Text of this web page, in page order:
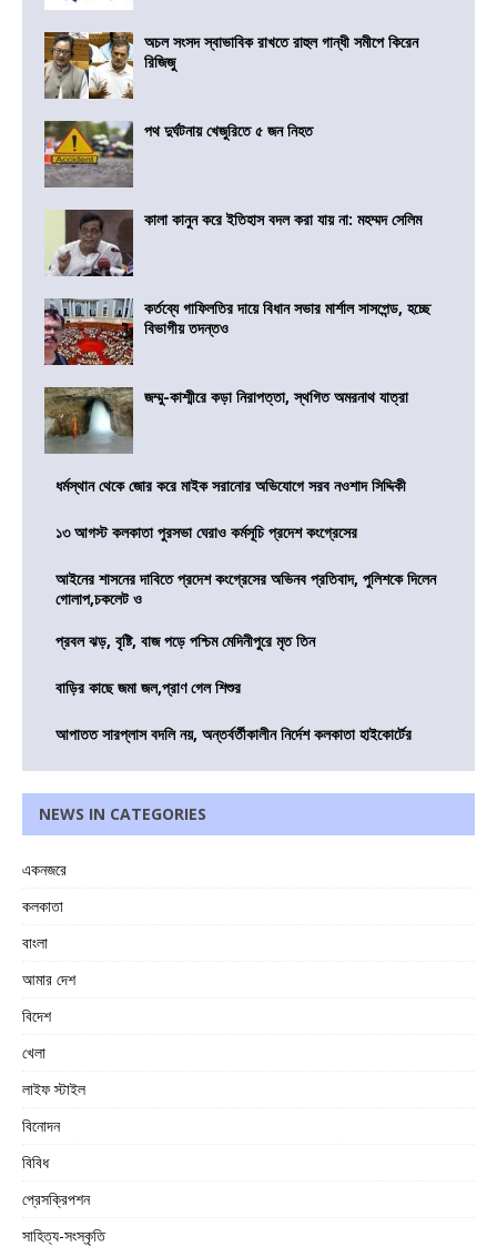
অচল সংসদ স্বাভাবিক রাখতে রাহুল গান্ধী সমীপে কিরেন
রিজিজু
পথ দুর্ঘটনায় খেজুরিতে ৫ জন নিহত
কালা কানুন করে ইতিহাস বদল করা যায় না: মহম্মদ সেলিম
কর্তব্যে গাফিলতির দায়ে বিধান সভার মার্শাল সাসপেন্ড, হচ্ছে
বিভাগীয় তদন্তও
জম্মু-কাশ্মীরে কড়া নিরাপত্তা, স্থগিত অমরনাথ যাত্রা
ধর্মস্থান থেকে জোর করে মাইক সরানোর অভিযোগে সরব নওশাদ সিদ্দিকী
১৩ আগস্ট কলকাতা পুরসভা ঘেরাও কর্মসূচি প্রদেশ কংগ্রেসের
আইনের শাসনের দাবিতে প্রদেশ কংগ্রেসের অভিনব প্রতিবাদ, পুলিশকে দিলেন
গোলাপ,চকলেট ও
প্রবল ঝড়, বৃষ্টি, বাজ পড়ে পশ্চিম মেদিনীপুরে মৃত তিন
বাড়ির কাছে জমা জল,প্রাণ গেল শিশুর
আপাতত সারপ্লাস বদলি নয়, অন্তর্বর্তীকালীন নির্দেশ কলকাতা হাইকোর্টের
NEWS IN CATEGORIES
একনজরে
কলকাতা
বাংলা
আমার দেশ
বিদেশ
খেলা
লাইফ স্টাইল
বিনোদন
বিবিধ
প্রেসক্রিপশন
সাহিত্য-সংস্কৃতি